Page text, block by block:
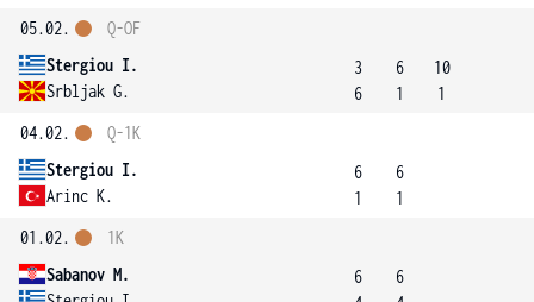
05.02.
Stergiou I.
Srbljak G.
Q-OF
3
6
6
1
10
1
04.02.
Stergiou I.
Arinc K.
Q-1K
6
1
6
1
01.02.
Sabanov M.
1K
6
6